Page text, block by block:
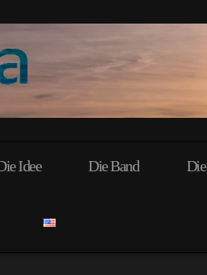
Idee Die Band